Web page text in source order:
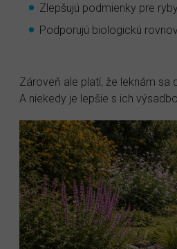
Zlepšujú podmienky pre
Podporujú biologickú
Zároveň ale platí, že leknám sa
A niekedy je lepšie s ich